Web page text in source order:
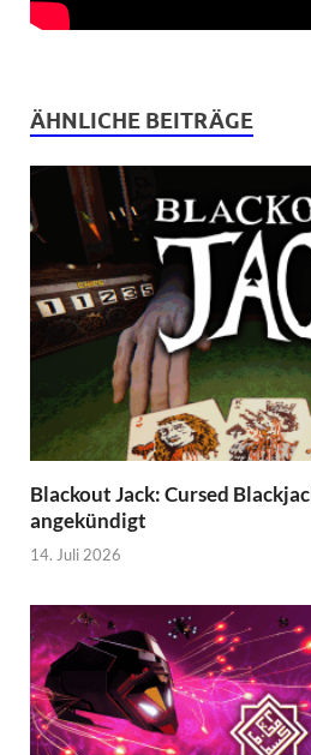
ÄHNLICHE BEITRÄGE
Blackout Jack: Cursed
angekündigt
14. Juli 2026